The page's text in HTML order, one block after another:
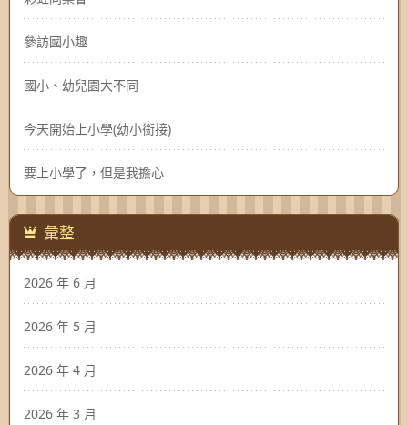
參訪國小趣
國小、幼兒園大不同
今天開始上小學(幼小銜接)
要上小學了，但是我擔心
彙整
2026 年 6 月
2026 年 5 月
2026 年 4 月
2026 年 3 月